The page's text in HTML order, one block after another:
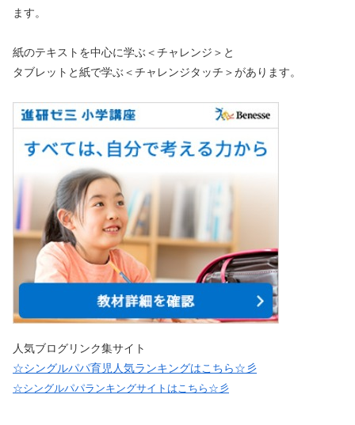
ます。
紙のテキストを中心に学ぶ＜チャレンジ＞と
タブレットと紙で学ぶ＜チャレンジタッチ＞があります。
人気ブログリンク集サイト
☆シングルパパ育児人気ランキングはこちら☆彡
☆シングルパパランキングサイトはこちら☆彡